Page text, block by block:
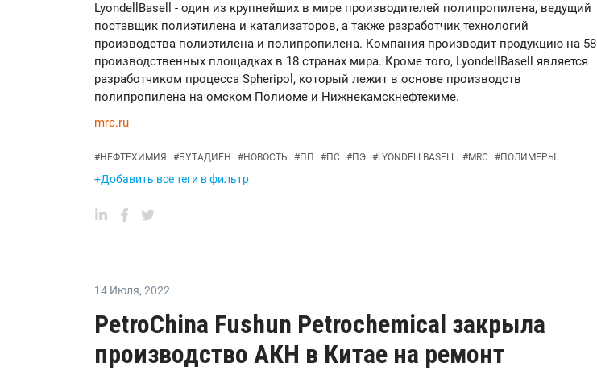
LyondellBasell - один из крупнейших в мире производителей полипропилена, ведущий
поставщик полиэтилена и катализаторов, а также разработчик технологий
производства полиэтилена и полипропилена. Компания производит продукцию на 58
производственных площадках в 18 странах мира. Кроме того, LyondellBasell является
разработчиком процесса Spheripol, который лежит в основе производств
полипропилена на омском Полиоме и Нижнекамскнефтехиме.
mrc.ru
#НЕФТЕХИМИЯ #БУТАДИЕН #НОВОСТЬ #ПП #ПС #ПЭ #LYONDELLBASELL #MRC #ПОЛИМЕРЫ
+Добавить все теги в фильтр
14 Июля, 2022
PetroChina Fushun Petrochemical закрыла
производство АКН в Китае на ремонт